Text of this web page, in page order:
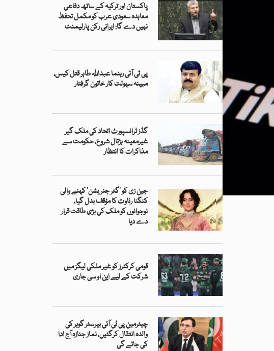
پاکستان اور ترکیہ کے ساتھ دفاعی
معاہدہ سعودی عرب کو مکمل تحفظ
نہیں دے گا: ایرانی رکن پارلیمنٹ
پی ٹی آئی رہنما عبداللہ طاہر قتل کیس،
مبینہ سہولت کار خاتون گرفتار
گڈز ٹرانسپورٹ اتحاد کی ملک گیر
غیرمعینہ ہڑتال شروع، حکومت سے
مذاکرات کا انتظار
جین زی کو ’گٹر جنریشن‘ کہنے والی
کنگنا رناوت کا مؤقف بدل گیا،
نوجوانوں کو ملک کی بڑی طاقت قرار
دے دیا
قومی کرکٹرز کو غیر ملکی لیگز میں
شرکت کے لیے این او سی جاری
چیئرمین پی ٹی آئی بیرسٹر گوہر کی
والدہ انتقال کرگئیں، نماز جنازہ آج ادا
کی جائے گی